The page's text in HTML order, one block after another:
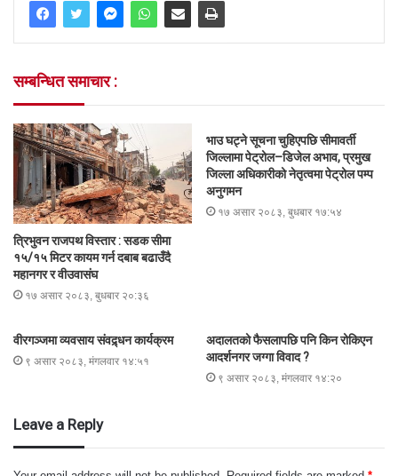
सम्बन्धित समाचार :
त्रिभुवन राजपथ विस्तार : सडक सीमा
१५/१५ मिटर कायम गर्न दबाब बढाउँदै
महानगर र वीउवासंघ
१७ असार २०८३, बुधबार २०:३६
भाउ घट्ने सूचना चुहिएपछि सीमावर्ती
जिल्लामा पेट्रोल–डिजेल अभाव, प्रमुख
जिल्ला अधिकारीको नेतृत्वमा पेट्रोल पम्प
अनुगमन
१७ असार २०८३, बुधबार १७:५४
वीरगञ्जमा व्यवसाय संवद्र्धन कार्यक्रम
९ असार २०८३, मंगलवार १४:५१
अदालतको फैसलापछि पनि किन रोकिएन
आदर्शनगर जग्गा विवाद ?
९ असार २०८३, मंगलवार १४:२०
Leave a Reply